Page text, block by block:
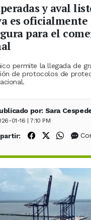
y aval
es oficialmente
para el
permite la llegada de
de protocolos de
por: Sara
01-16 | 7:10 PM
Compartir en
Compartir